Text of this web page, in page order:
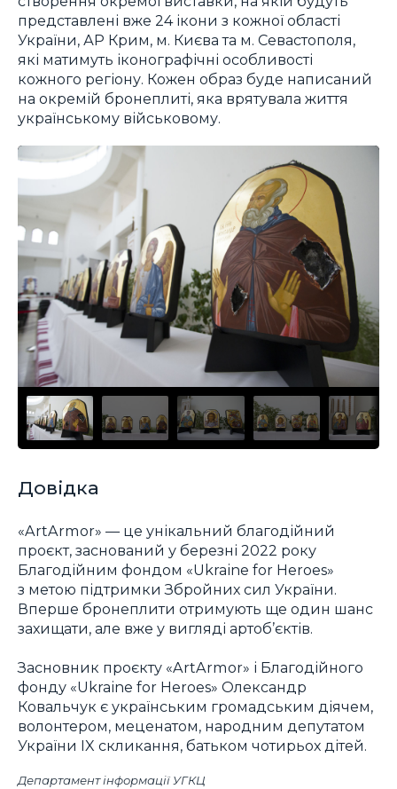
представлені вже 24 ікони з кожної області
України, АР Крим, м. Києва та м. Севастополя,
які матимуть іконографічні особливості
кожного регіону. Кожен образ буде написаний
на окремій бронеплиті, яка врятувала життя
українському військовому.
Довідка
«ArtArmor» — це унікальний благодійний
проєкт, заснований у березні 2022 року
Благодійним фондом «Ukraine for Heroes»
з метою підтримки Збройних сил України.
Вперше бронеплити отримують ще один шанс
захищати, але вже у вигляді артоб’єктів.
Засновник проєкту «ArtArmor» і Благодійного
фонду «Ukraine for Heroes» Олександр
Ковальчук є українським громадським діячем,
волонтером, меценатом, народним депутатом
України IX скликання, батьком чотирьох дітей.
Департамент інформації УГКЦ